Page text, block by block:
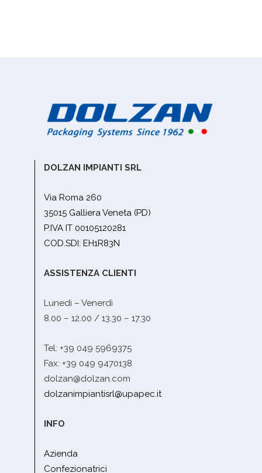
DOLZAN IMPIANTI SRL
Via Roma 260
35015 Galliera Veneta (PD)
P.IVA IT 00105120281
COD.SDI: EH1R83N
ASSISTENZA CLIENTI
Lunedì – Venerdì
8.00 – 12.00 / 13.30 – 17.30
Tel: +39 049 5969375
Fax: +39 049 9470138
dolzan@dolzan.com
dolzanimpiantisrl@upapec.it
INFO
Azienda
Confezionatrici